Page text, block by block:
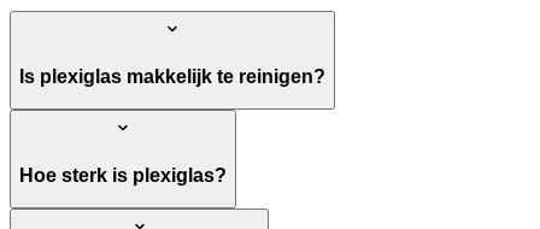
Is plexiglas makkelijk te reinigen?
Hoe sterk is plexiglas?